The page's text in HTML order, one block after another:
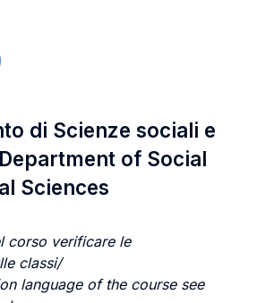
di Scienze sociali e
of Social
Sciences
corso verificare le
classi/
language of the course see